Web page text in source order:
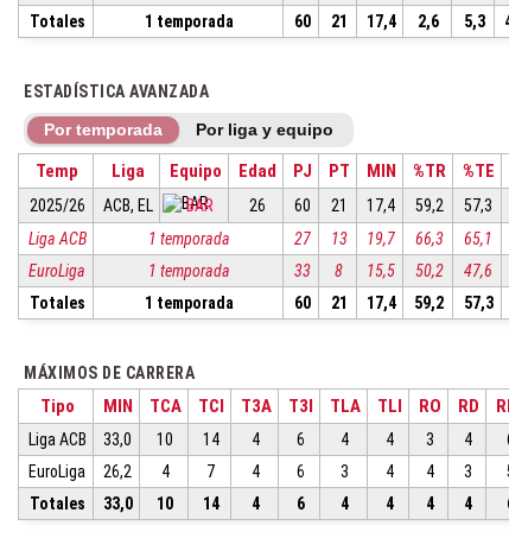
Totales
1 temporada 60 21 17,4 2,6 5,3
ESTADÍSTICA AVANZADA
Por temporada Por liga y equipo
Temp Liga Equipo Edad PJ PT MIN %TR %TE
2025/26 ACB, EL BAR 26 60 21 17,4 59,2 57,3
Liga ACB
1 temporada 27 13 19,7 66,3 65,1
EuroLiga
1 temporada 33 8 15,5 50,2 47,6
Totales
1 temporada 60 21 17,4 59,2 57,3
MÁXIMOS DE CARRERA
Tipo MIN TCA TCI T3A T3I TLA TLI RO RD
Liga ACB 33,0 10 14 4 6 4 4 3 4
EuroLiga
26,2 4 7 4 6 3 4 4 3
Totales
33,0 10 14 4 6 4 4 4 4